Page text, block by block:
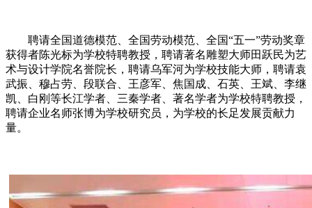
聘请全国道德模范、全国劳动模范、全国“五一”劳动奖章
获得者陈光标为学校特聘教授，聘请著名雕塑大师田跃民为艺
术与设计学院名誉院长，聘请乌军河为学校技能大师，聘请袁
武振、穆占劳、段联合、王彦军、焦国成、石英、王斌、李继
凯、白刚等长江学者、三秦学者、著名学者为学校特聘教授，
聘请企业名师张博为学校研究员，为学校的长足发展贡献力
量。